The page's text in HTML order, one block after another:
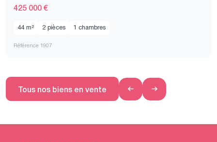
425 000 €
44 m² 2 pièces 1 chambres
Référence 1907
Tous nos biens en vente